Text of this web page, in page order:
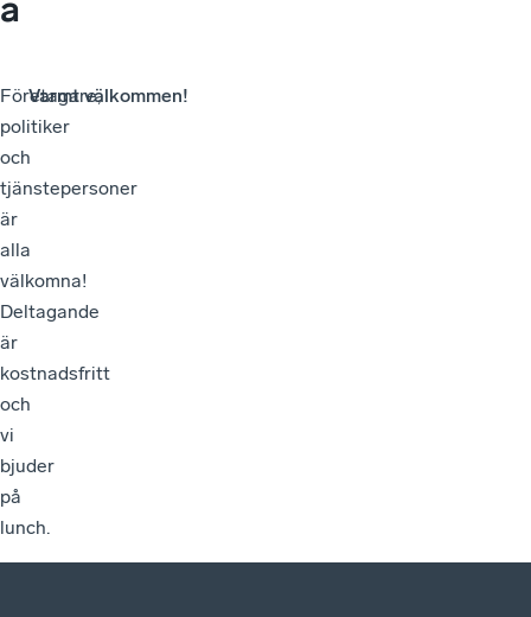
a
Företagare,
politiker
och
tjänstepersoner
är
alla
välkomna!
Deltagande
är
kostnadsfritt
och
vi
bjuder
på
lunch.
Varmt välkommen!